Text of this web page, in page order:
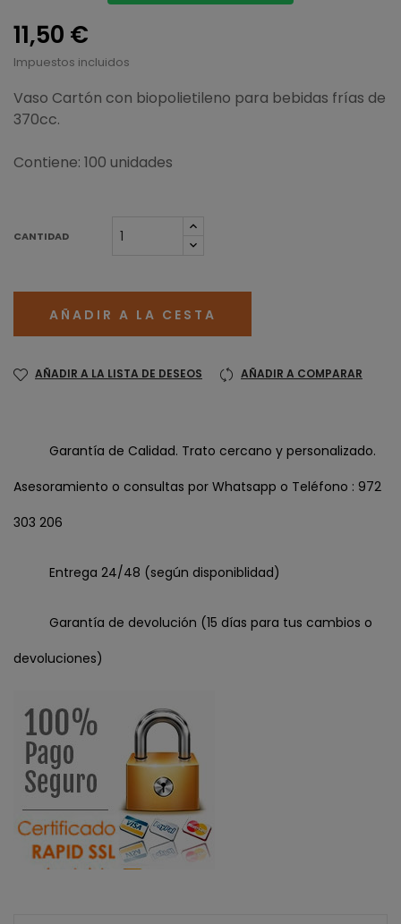
11,50 €
Impuestos incluidos
Vaso Cartón con biopolietileno para bebidas frías de
370cc.
Contiene: 100 unidades
CANTIDAD
AÑADIR A LA CESTA
AÑADIR A LA LISTA DE DESEOS AÑADIR A COMPARAR
Garantía de Calidad. Trato cercano y personalizado.
Asesoramiento o consultas por Whatsapp o Teléfono : 972
303 206
Entrega 24/48 (según disponiblidad)
Garantía de devolución (15 días para tus cambios o
devoluciones)